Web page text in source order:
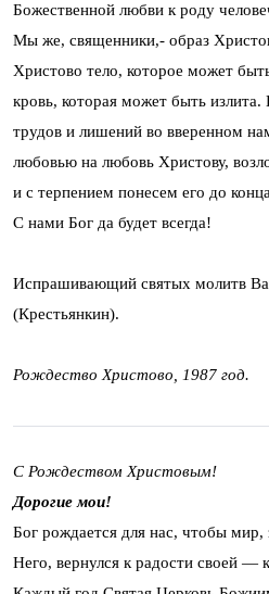
Божественной любви к роду
Мы же, священники,- образ
Христово тело, которое может
кровь, которая может быть
трудов и лишений во вверенном
любовью на любовь Христову,
и с терпением понесем его до
С нами Бог да будет всегда!
Испрашивающий святых молитв
(Крестьянкин).
Рождество Христово, 1987 год.
С Рождеством Христовым!
Дорогие мои!
Бог рождается для нас, чтобы
Него, вернулся к радости своей —